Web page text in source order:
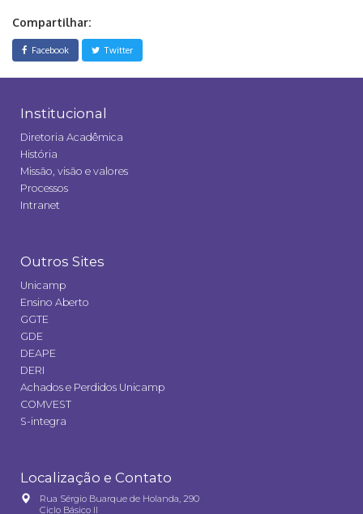
Compartilhar:
Facebook Twitter
Institucional
Diretoria Acadêmica
História
Missão, visão e valores
Processos
Intranet
Outros Sites
Unicamp
Ensino Aberto
GGTE
GDE
DEAPE
DERI
Achados e Perdidos Unicamp
COMVEST
S-integra
Localização e Contato
Rua Sérgio Buarque de Holanda, 290
Ciclo Básico II